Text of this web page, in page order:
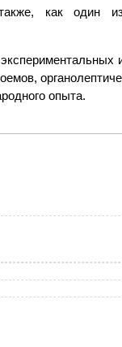
как один из
опыта.